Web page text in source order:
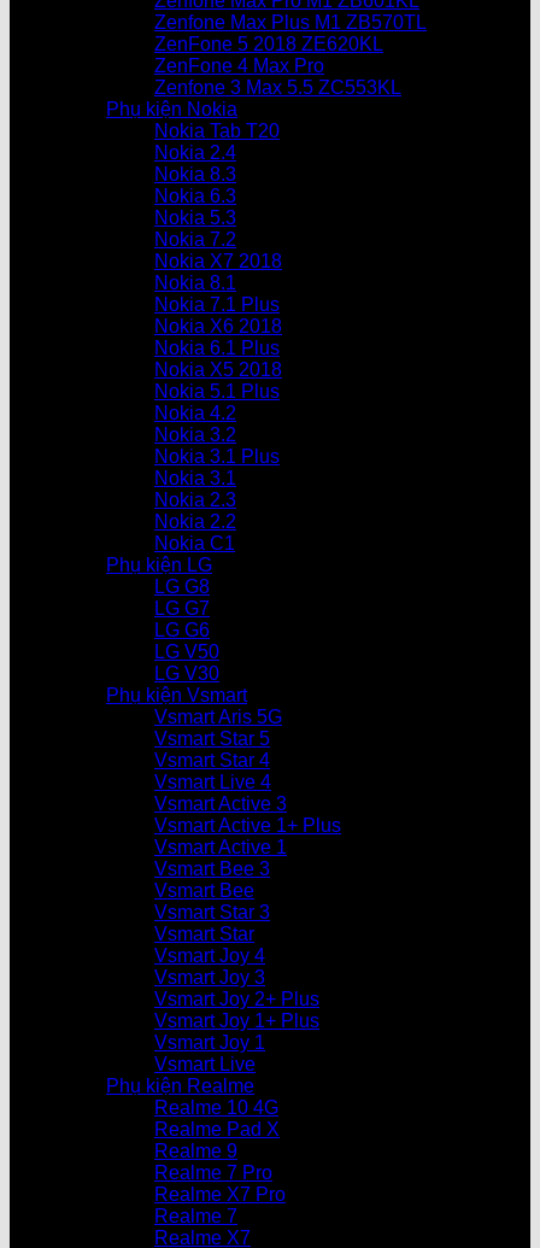
Zenfone Max Plus M1 ZB570TL
ZenFone 5 2018 ZE620KL
ZenFone 4 Max Pro
Zenfone 3 Max 5.5 ZC553KL
Phụ kiện Nokia
Nokia Tab T20
Nokia 2.4
Nokia 8.3
Nokia 6.3
Nokia 5.3
Nokia 7.2
Nokia X7 2018
Nokia 8.1
Nokia 7.1 Plus
Nokia X6 2018
Nokia 6.1 Plus
Nokia X5 2018
Nokia 5.1 Plus
Nokia 4.2
Nokia 3.2
Nokia 3.1 Plus
Nokia 3.1
Nokia 2.3
Nokia 2.2
Nokia C1
Phụ kiện LG
LG G8
LG G7
LG G6
LG V50
LG V30
Phụ kiện Vsmart
Vsmart Aris 5G
Vsmart Star 5
Vsmart Star 4
Vsmart Live 4
Vsmart Active 3
Vsmart Active 1+ Plus
Vsmart Active 1
Vsmart Bee 3
Vsmart Bee
Vsmart Star 3
Vsmart Star
Vsmart Joy 4
Vsmart Joy 3
Vsmart Joy 2+ Plus
Vsmart Joy 1+ Plus
Vsmart Joy 1
Vsmart Live
Phụ kiện Realme
Realme 10 4G
Realme Pad X
Realme 9
Realme 7 Pro
Realme X7 Pro
Realme 7
Realme X7